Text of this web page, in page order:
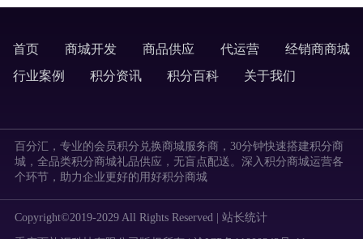
首页 商城开发 商品供应 代运营
经销商商城
行业案例
积分资讯 积分百科 关于我们
百分汇，专业的会员积分兑换商城服务商，30分钟快速搭建积分商
城，全品类积分商城礼品供应，无盲点配送。深入积分商城运营各
个环节，助力企业更好的用好积分商城
Copyright©2019-2029 All Rights Reserved | 站长统计